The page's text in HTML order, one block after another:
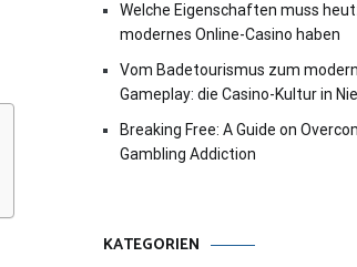
Welche Eigenschaften muss
modernes Online-Casino haben
Vom Badetourismus zum
Gameplay: die Casino-Kultur in
Breaking Free: A Guide on
Gambling Addiction
KATEGORIEN